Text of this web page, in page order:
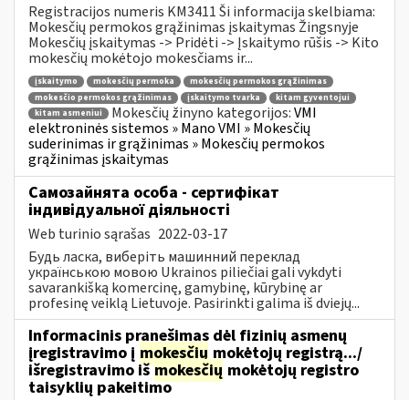
Registracijos numeris KM3411 Ši informacija skelbiama:
Mokesčių permokos grąžinimas įskaitymas Žingsnyje
Mokesčių įskaitymas -> Pridėti -> Įskaitymo rūšis -> Kito
mokesčių mokėtojo mokesčiams ir...
įskaitymo mokesčių permoka
mokesčių permokos grąžinimas
mokesčio permokos grąžinimas
įskaitymo tvarka
kitam gyventojui
kitam asmeniui
Mokesčių žinyno kategorijos:VMI
elektroninės sistemos » Mano VMI » Mokesčių
suderinimas ir grąžinimas » Mokesčių permokos
grąžinimas įskaitymas
Самозайнята особа - сертифікат
індивідуальної діяльності
Web turinio sąrašas 2022-03-17
Будь ласка, виберіть машинний переклад
українською мовою Ukrainos piliečiai gali vykdyti
savarankišką komercinę, gamybinę, kūrybinę ar
profesinę veiklą Lietuvoje. Pasirinkti galima iš dviejų...
Informacinis pranešimas dėl fizinių asmenų
įregistravimo į mokesčių mokėtojų registrą.../
išregistravimo išmokesčių mokėtojų registro
taisyklių pakeitimo